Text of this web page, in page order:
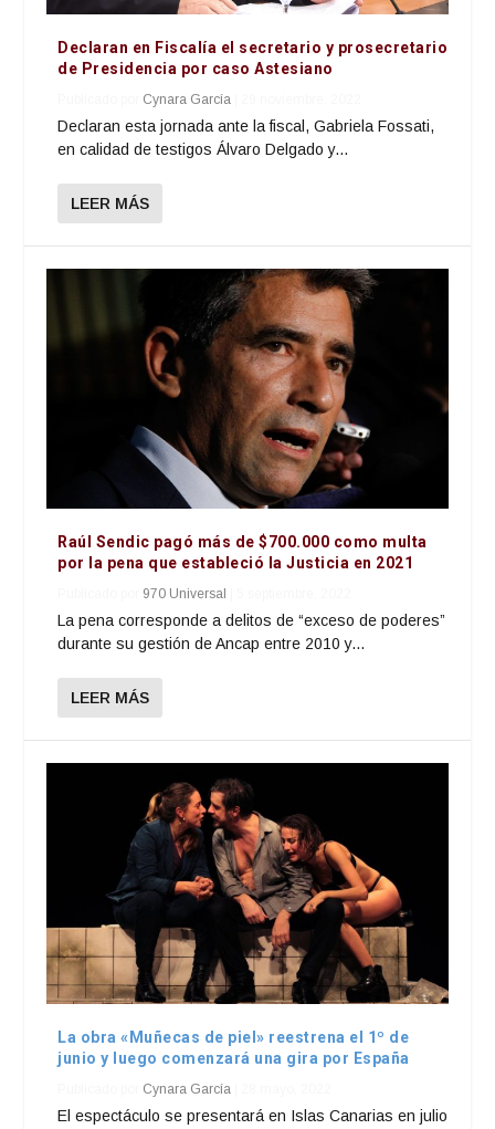
Declaran en Fiscalía el secretario y prosecretario
de Presidencia por caso Astesiano
Cynara García
Declaran esta jornada ante la fiscal, Gabriela Fossati,
en calidad de testigos Álvaro Delgado y...
LEER MÁS
Raúl Sendic pagó más de $700.000 como multa
por la pena que estableció la Justicia en 2021
970 Universal
La pena corresponde a delitos de “exceso de poderes”
durante su gestión de Ancap entre 2010 y...
LEER MÁS
La obra «Muñecas de piel» reestrena el 1º de
junio y luego comenzará una gira por España
Cynara García
El espectáculo se presentará en Islas Canarias en julio